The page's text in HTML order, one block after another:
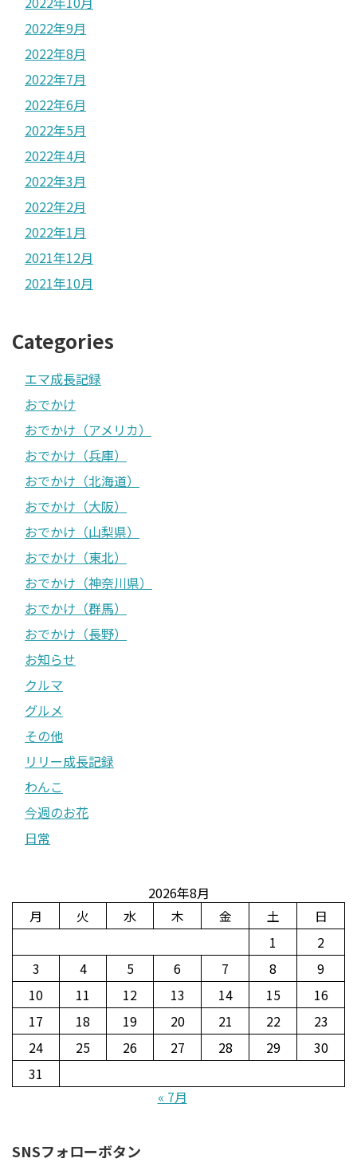
2022年9月
2022年8月
2022年7月
2022年6月
2022年5月
2022年4月
2022年3月
2022年2月
2022年1月
2021年12月
2021年10月
Categories
エマ成長記録
おでかけ
おでかけ（アメリカ）
おでかけ（兵庫）
おでかけ（北海道）
おでかけ（大阪）
おでかけ（山梨県）
おでかけ（東北）
おでかけ（神奈川県）
おでかけ（群馬）
おでかけ（長野）
お知らせ
クルマ
グルメ
その他
リリー成長記録
わんこ
今週のお花
日常
2026年8月
月
火 水 木 金 土
日
1
2
3
4 5 6 7 8
9
10
11 12 13 14 15
16
17
18 19 20 21 22
23
24
25 26 27 28 29
30
31
« 7月
SNSフォローボタン